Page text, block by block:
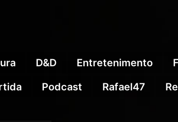
D&D Entretenimento
Podcast Rafael47